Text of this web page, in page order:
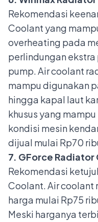
Rekomendasi
Coolant yang
overheating pada
perlindungan
pump. Air coolant
mampu digunakan
hingga kapal laut
khusus yang
kondisi mesin
dijual mulai Rp70
7. GForce Radiator
Rekomendasi
Coolant. Air coolant
harga mulai Rp75
Meski harganya